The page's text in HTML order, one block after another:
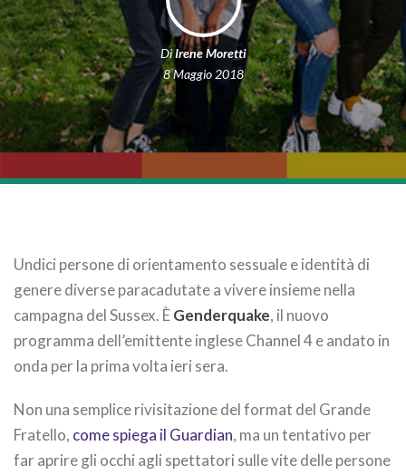
DiIrene Moretti
8 Maggio 2018
Undici persone di orientamento sessuale e identità di
genere diverse paracadutate a vivere insieme nella
campagna del Sussex. ÈGenderquake, il nuovo
programma dell’emittente inglese Channel 4 e andato in
onda per la prima volta ieri sera.
Non una semplice rivisitazione del format del Grande
Fratello, come spiega il Guardian, ma un tentativo per
far aprire gli occhi agli spettatori sulle vite delle persone